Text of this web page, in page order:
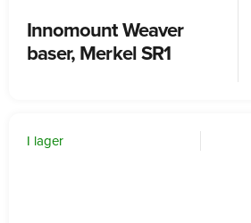
Innomount Weaver
baser, Merkel SR1
I lager